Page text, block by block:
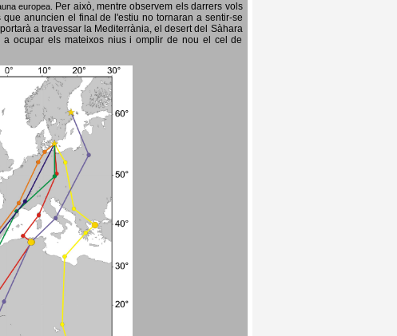
europea. Per això, mentre observem els darrers vols
anuncien el final de l'estiu no tornaran a sentir-se
a travessar la Mediterrània, el desert del Sàhara
ocupar els mateixos nius i omplir de nou el cel de